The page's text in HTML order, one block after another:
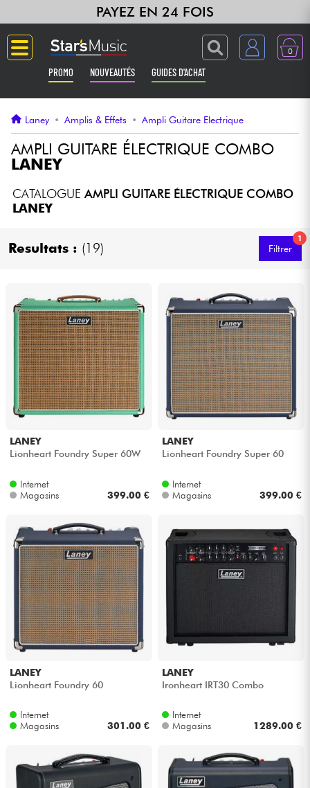
PAYEZ EN 24 FOIS
0
PROMO NOUVEAUTÉS GUIDES D'ACHAT
Guitares & Basses
Synthés & Sampleurs
Casques
Micros & HF
DJ
Vents
Violons & Quatuor
Eveil Musical
Câbles & Access.
HiFi
Packs
Voir nos marques
Laney • Amplis & Effets • Ampli Guitare Electrique
AMPLI GUITARE ÉLECTRIQUE COMBO
LANEY
CATALOGUE AMPLI GUITARE ÉLECTRIQUE COMBO
LANEY
Resultats : (19)
1
Filtrer
LANEY
Lionheart Foundry Super 60W
Internet
Magasins
399.00 €
LANEY
Lionheart Foundry Super 60
Internet
Magasins
399.00 €
LANEY
Lionheart Foundry 60
Internet
Magasins
301.00 €
LANEY
Ironheart IRT30 Combo
Internet
Magasins
1289.00 €